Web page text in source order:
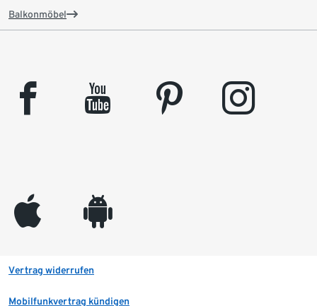
Balkonmöbel
facebook youtube pinterest instagram
appleinc android
Vertrag widerrufen
Mobilfunkvertrag kündigen